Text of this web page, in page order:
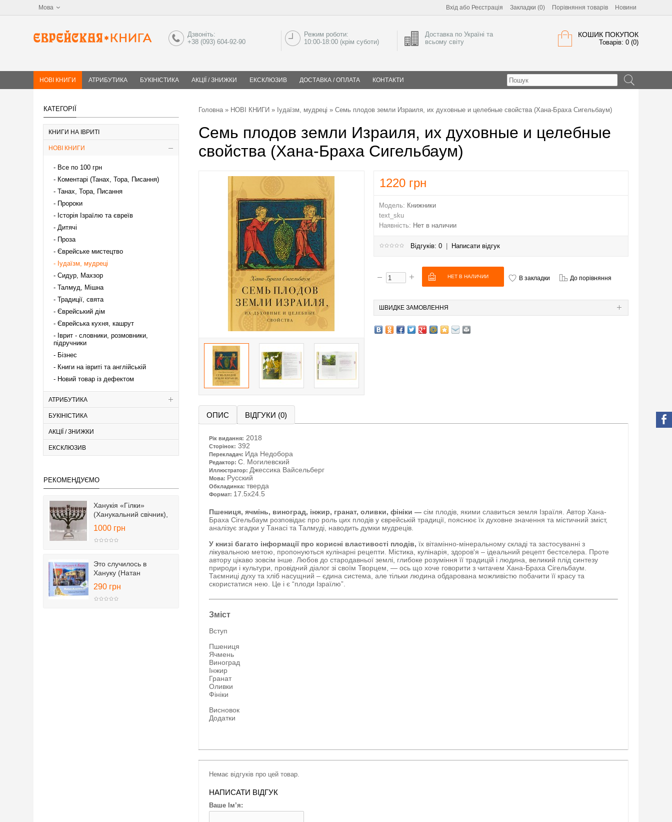
Мова Вхід або Реєстрація Закладки (0) Порівняння товарів Новини
КОШИК ПОКУПОК
Товарів: 0 (0)
Дзвоніть:
+38 (093) 604-92-90
Режим роботи:
10:00-18:00 (крім суботи)
Доставка по Україні та
всьому світу
НОВІ КНИГИ АТРИБУТИКА БУКІНІСТИКА АКЦІЇ / ЗНИЖКИ ЕКСКЛЮЗИВ ДОСТАВКА / ОПЛАТА КОНТАКТИ
КАТЕГОРІЇ
КНИГИ НА ІВРИТІ
НОВІ КНИГИ
Все по 100 грн
Коментарі (Танах, Тора, Писання)
Танах, Тора, Писання
Пророки
Історія Ізраїлю та євреїв
Дитячі
Проза
Єврейське мистецтво
Іудаїзм, мудреці
Сидур, Махзор
Талмуд, Мішна
Традиції, свята
Єврейський дім
Єврейська кухня, кашрут
Іврит - словники, розмовники,
підручники
Бізнес
Книги на івриті та англійській
Новий товар із дефектом
АТРИБУТИКА
БУКІНІСТИКА
АКЦІЇ / ЗНИЖКИ
ЕКСКЛЮЗИВ
РЕКОМЕНДУЄМО
Ханукія «Гілки»
(Ханукальний свічник),
25 см
1000 грн
Это случилось в
Хануку (Натан
Альтерман)
290 грн
Головна» НОВІ КНИГИ » Іудаїзм, мудреці » Семь плодов земли Израиля, их духовные и целебные свойства (Хана-Браха Сигельбаум)
Семь плодов земли Израиля, их духовные и целебные
свойства (Хана-Браха Сигельбаум)
1220 грн
Модель: Книжники
text_sku
Наявність: Нет в наличии
Відгуків: 0 Написати відгук
В закладки До порівняння
ШВИДКЕ ЗАМОВЛЕННЯ
ОПИС ВІДГУКИ (0)
Рік видання: 2018
Сторінок: 392
Перекладач: Ида Недобора
Редактор: С. Могилевский
Иллюстратор: Джессика Вайсельберг
Мова: Русский
Обкладинка: тверда
Формат: 17.5x24.5
Пшениця, ячмінь, виноград, інжир, гранат, оливки, фініки — сім плодів, якими славиться земля Ізраїля. Автор Хана-
Браха Сігельбаум розповідає про роль цих плодів у єврейській традиції, пояснює їх духовне значення та містичний зміст,
аналізує згадки у Танасі та Талмуді, наводить думки мудреців.
У книзі багато інформації про корисні властивості плодів, їх вітамінно-мінеральному складі та застосуванні з
лікувальною метою, пропонуються кулінарні рецепти. Містика, кулінарія, здоров'я – ідеальний рецепт бестселера. Проте
автору цікаво зовсім інше. Любов до стародавньої землі, глибоке розуміння її традицій і людина, великий плід синтезу
природи і культури, провідний діалог зі своїм Творцем, — ось що хоче говорити з читачем Хана-Браха Сігельбаум.
Таємниці духу та хліб насущний – єдина система, але тільки людина обдарована можливістю побачити її красу та
скористатися нею. Це і є “плоди Ізраїлю”.
Зміст
Вступ
Пшениця
Ячмень
Виноград
Інжир
Гранат
Оливки
Фініки
Висновок
Додатки
Немає відгуків про цей товар.
НАПИСАТИ ВІДГУК
Ваше Ім’я: